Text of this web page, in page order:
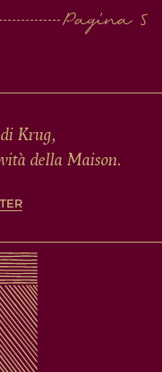
Krug,
della Maison.